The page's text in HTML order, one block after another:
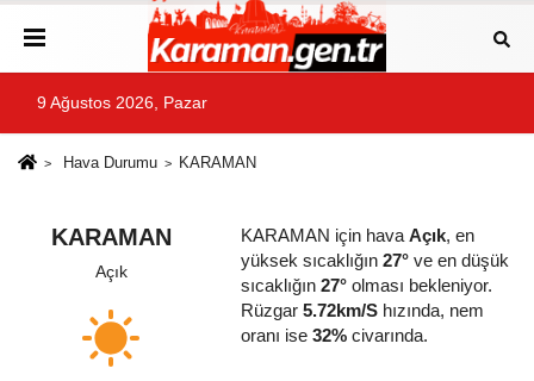
9 Ağustos 2026, Pazar
Hava Durumu KARAMAN
KARAMAN
Açık
KARAMAN için hava Açık, en
yüksek sıcaklığın 27°ve en düşük
sıcaklığın 27°olması bekleniyor.
Rüzgar 5.72km/Shızında, nem
oranı ise 32%civarında.